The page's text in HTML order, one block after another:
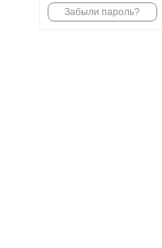
Забыли пароль?